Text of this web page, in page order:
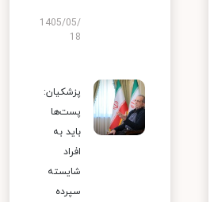
1405/05/
18
پزشکیان:
پست‌ها
باید به
افراد
شایسته
سپرده